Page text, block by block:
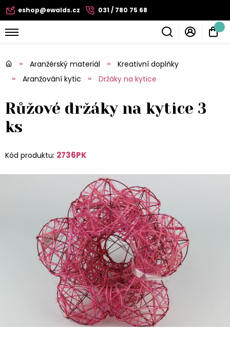
eshop@ewalds.cz 031 / 780 75 68
Aranžérský materiál
Kreativní doplňky
Aranžování kytic
Držáky na kytice
Růžové držáky na kytice 3
ks
Kód produktu: 2736PK